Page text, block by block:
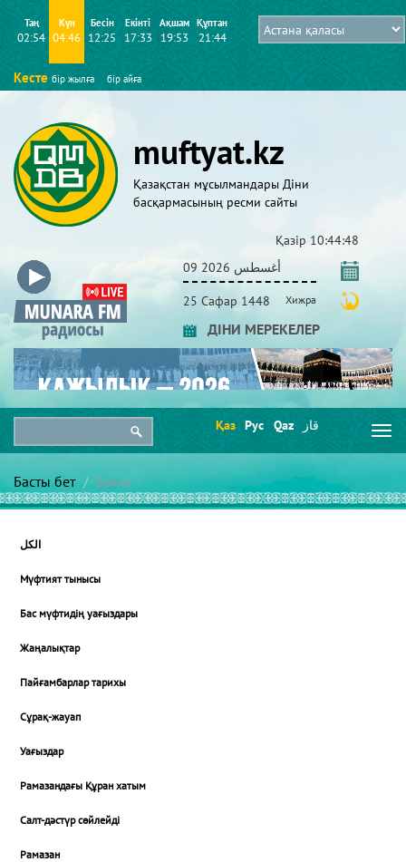
Таң
02:54
Күн
04:46
Бесін
12:25
Екінті
17:33
Ақшам
19:53
Құптан
21:44
Кесте бір жылға бір айға
muftyat.kz
Қазақстан мұсылмандары Діни
басқармасының ресми сайты
Қазір 10:44:49
09 أغسطس 2026
25 Сафар 1448 Хижра
ДІНИ МЕРЕКЕЛЕР
Қаз Рус Qaz قاز
Басты бет Бейне
الكل
Мүфтият тынысы
Бас мүфтидің уағыздары
Жаңалықтар
Пайғамбарлар тарихы
Сұрақ-жауап
Уағыздар
Рамазандағы Құран хатым
Салт-дәстүр сөйлейді
Рамазан